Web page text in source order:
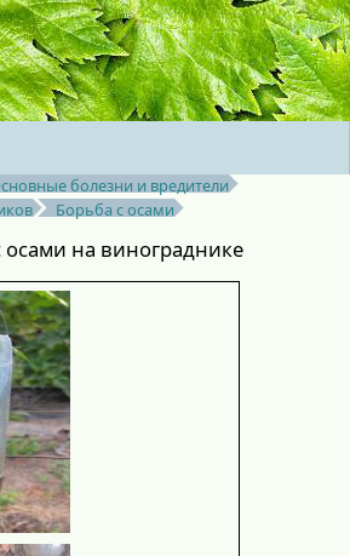
болезни и вредители
Борьба с осами
осами на винограднике